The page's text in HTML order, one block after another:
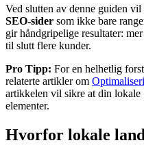
Ved slutten av denne guiden
SEO-sider som ikke bare
gir håndgripelige resultater:
til slutt flere kunder.
Pro Tipp: For en helhetlig
relaterte artikler om
artikkelen vil sikre at din lokale
elementer.
Hvorfor lokale